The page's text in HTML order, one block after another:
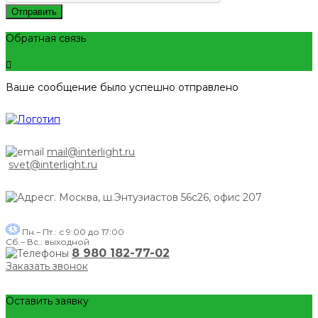
Отправить
Обратная связь
Ваше сообщение было успешно отправлено
mail@interlight.ru
svet@interlight.ru
г. Москва, ш.Энтузиастов 56с26, офис 207
Пн.– Пт.: с 9:00 до 17:00
Сб.– Вс.: выходной
8 980 182-77-02
Заказать звонок
Оставить заявку